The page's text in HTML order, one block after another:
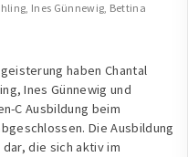
Ines Günnewig, Bettina
haben Chantal
Ines Günnewig und
C Ausbildung beim
Die Ausbildung
die sich aktiv im